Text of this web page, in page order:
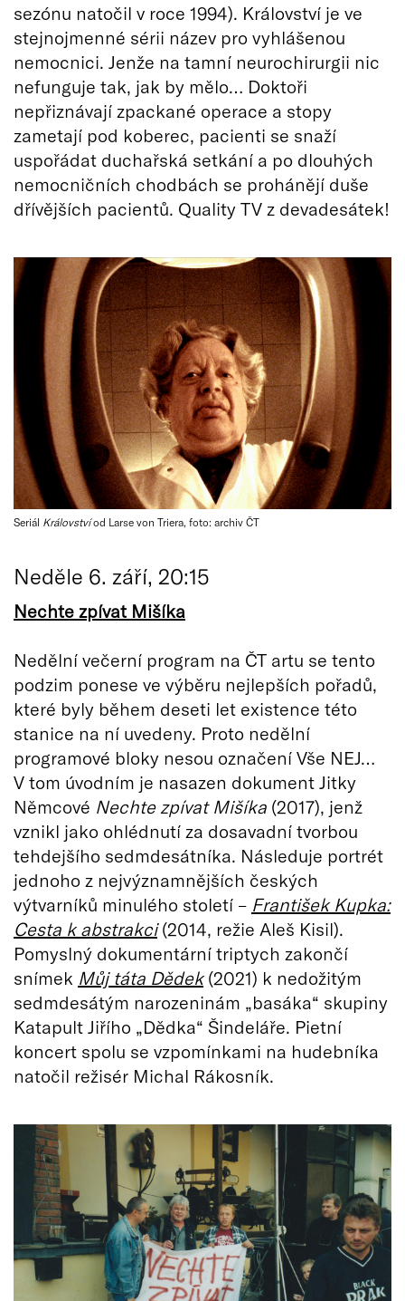
sezónu natočil v roce 1994). Království je ve
stejnojmenné sérii název pro vyhlášenou
nemocnici. Jenže na tamní neurochirurgii nic
nefunguje tak, jak by mělo… Doktoři
nepřiznávají zpackané operace a stopy
zametají pod koberec, pacienti se snaží
uspořádat duchařská setkání a po dlouhých
nemocničních chodbách se prohánějí duše
dřívějších pacientů. Quality TV z devadesátek!
Seriál Královstvíod Larse von Triera, foto: archiv ČT
Neděle 6. září, 20:15
Nechte zpívat Mišíka
Nedělní večerní program na ČT artu se tento
podzim ponese ve výběru nejlepších pořadů,
které byly během deseti let existence této
stanice na ní uvedeny. Proto nedělní
programové bloky nesou označení Vše NEJ…
V tom úvodním je nasazen dokument Jitky
Němcové Nechte zpívat Mišíka (2017), jenž
vznikl jako ohlédnutí za dosavadní tvorbou
tehdejšího sedmdesátníka. Následuje portrét
jednoho z nejvýznamnějších českých
výtvarníků minulého století – František Kupka:
Cesta k abstrakci(2014, režie Aleš Kisil).
Pomyslný dokumentární triptych zakončí
snímek Můj táta Dědek(2021) k nedožitým
sedmdesátým narozeninám „basáka“ skupiny
Katapult Jiřího „Dědka“ Šindeláře. Pietní
koncert spolu se vzpomínkami na hudebníka
natočil režisér Michal Rákosník.